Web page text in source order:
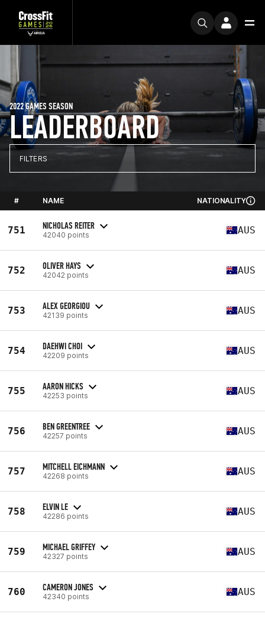
LEADERBOARD
2022 GAMES SEASON
FILTERS
# NAME NATIONALITY
751 NICHOLAS REITER
42040 points AUS
752 OLIVER HAYS
42042 points AUS
753 ALEX GEORGIOU
42139 points AUS
754 DAEHWI CHOI
42209 points AUS
755 AARON HICKS
42253 points AUS
756 BEN GREENTREE
42257 points AUS
757 MITCHELL EICHMANN
42268 points AUS
758 ELVIN LE
42286 points AUS
759 MICHAEL GRIFFEY
42327 points AUS
760 CAMERON JONES
42340 points AUS